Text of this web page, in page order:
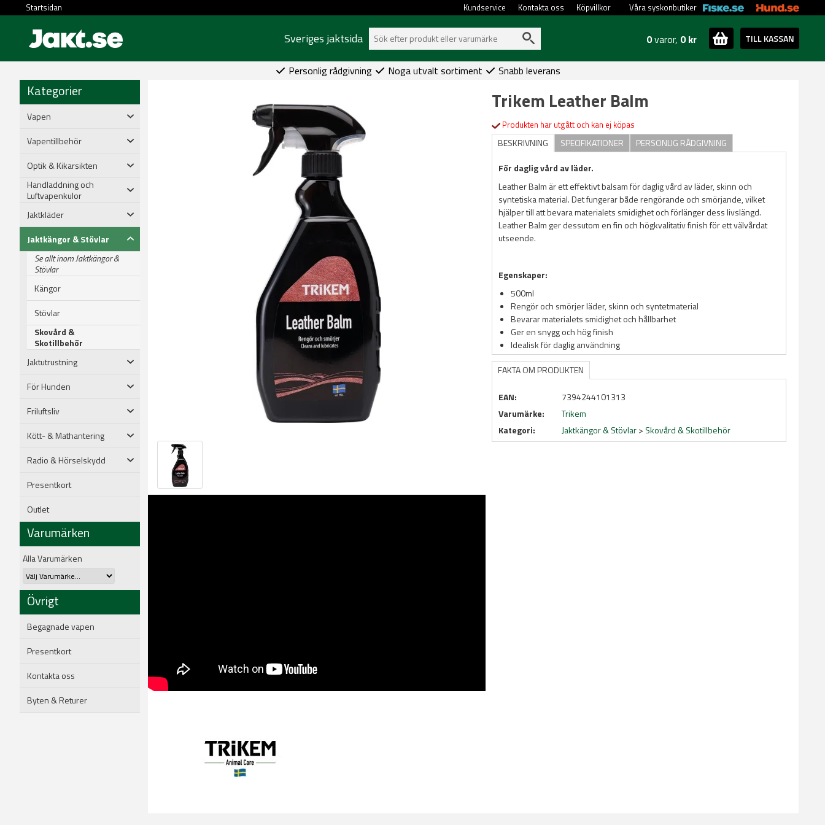
Startsidan Våra syskonbutiker
Köpvillkor
Kontakta oss
Kundservice
Sveriges jaktsida 0varor, 0 kr TILL KASSAN
Personlig rådgivning Noga utvalt sortiment Snabb leverans
Kategorier
Vapen
Vapentillbehör
Optik & Kikarsikten
Handladdning och
Luftvapenkulor
Jaktkläder
Jaktkängor & Stövlar
Se allt inom Jaktkängor &
Stövlar
Kängor
Stövlar
Skovård &
Skotillbehör
Jaktutrustning
För Hunden
Friluftsliv
Kött- & Mathantering
Radio & Hörselskydd
Presentkort
Outlet
Varumärken
Alla Varumärken
Övrigt
Begagnade vapen
Presentkort
Kontakta oss
Byten & Returer
Trikem Leather Balm
Produkten har utgått och kan ej köpas
BESKRIVNING SPECIFIKATIONER
PERSONLIG RÅDGIVNING
För daglig vård av läder.
Leather Balm är ett effektivt balsam för daglig vård av läder, skinn och
syntetiska material. Det fungerar både rengörande och smörjande, vilket
hjälper till att bevara materialets smidighet och förlänger dess livslängd.
Leather Balm ger dessutom en fin och högkvalitativ finish för ett välvårdat
utseende.
Egenskaper:
500ml
Rengör och smörjer läder, skinn och syntetmaterial
Bevarar materialets smidighet och hållbarhet
Ger en snygg och hög finish
Idealisk för daglig användning
FAKTA OM PRODUKTEN
EAN:
7394244101313
Varumärke:
Trikem
Kategori:
Jaktkängor & Stövlar> Skovård & Skotillbehör